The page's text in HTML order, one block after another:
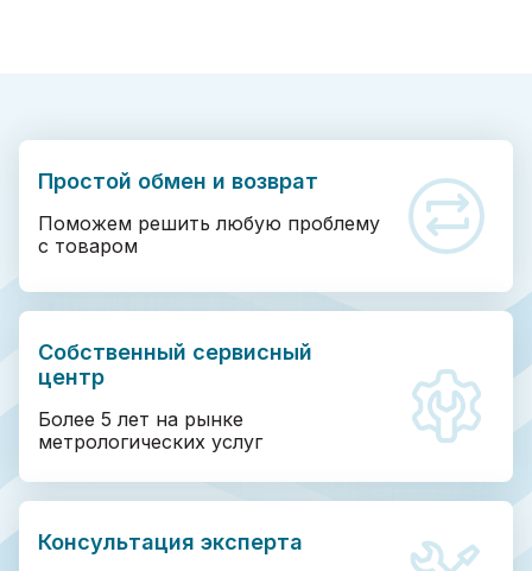
Простой обмен и возврат
Поможем решить любую проблему
с товаром
Собственный сервисный
центр
Более 5 лет на рынке
метрологических услуг
Консультация эксперта